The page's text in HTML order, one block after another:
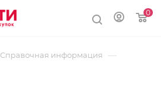
0
Справочная информация —